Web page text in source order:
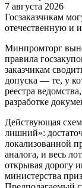
7 августа 2026
Госзаказчикам
отечественную и
Минпромторг
правила
заказчикам
допуска — те, у
реестра
разработке
Действующая
лишний»:
локализованной
аналога, и весь
открывая дорогу
министерства